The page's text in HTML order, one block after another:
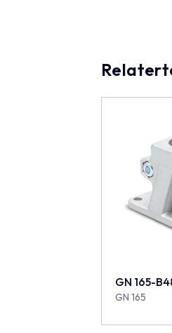
GN 165-
GN 165